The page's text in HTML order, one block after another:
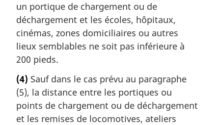
un portique de chargement ou de
déchargement et les écoles, hôpitaux,
cinémas, zones domiciliaires ou autres
lieux semblables ne soit pas inférieure à
200 pieds.
(4) Sauf dans le cas prévu au paragraphe
(5), la distance entre les portiques ou
points de chargement ou de déchargement
et les remises de locomotives, ateliers